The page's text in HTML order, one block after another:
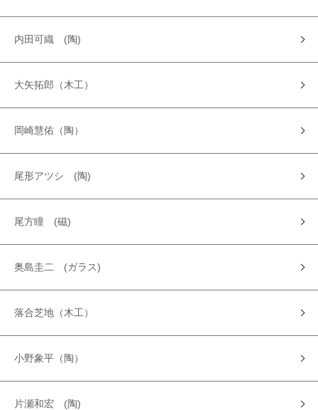
内田可織 (陶)
大矢拓郎（木工）
岡崎慧佑（陶）
尾形アツシ (陶)
尾方瞳 (磁)
奥島圭二 (ガラス)
落合芝地（木工）
小野象平（陶）
片瀬和宏 (陶)